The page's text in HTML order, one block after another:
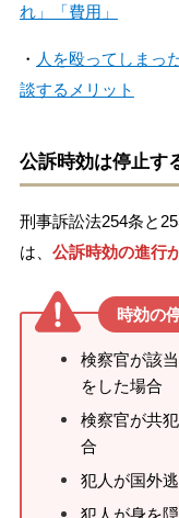
れ」「費用」
・ 人を殴ってしまっ
談するメリット
公訴時効は停止す
刑事訴訟法254条と
は、 公訴時効の進行
時効の
検察官が該
をした場合
検察官が共
合
犯人が国外
犯人が身を